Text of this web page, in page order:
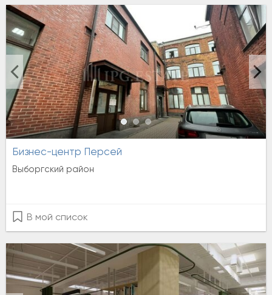
Бизнес-центр Персей
Выборгский район
В мой список